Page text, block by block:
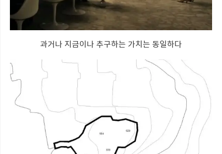
과거나 지금이나 추구하는 가치는 동일하다